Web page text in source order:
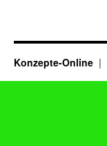
Konzepte-Online